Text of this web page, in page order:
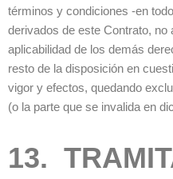
términos y condiciones -en
derivados de este Contrato, no
aplicabilidad de los demás
resto de la disposición en
vigor y efectos, quedando
(o la parte que se invalida en
13.